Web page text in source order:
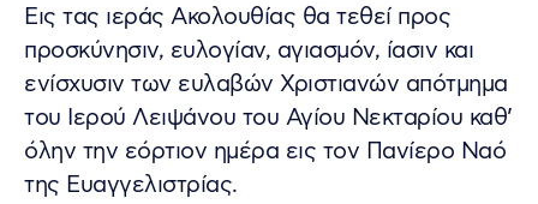
Εις τας ιεράς Ακολουθίας θα τεθεί προς
προσκύνησιν, ευλογίαν, αγιασμόν, ίασιν και
ενίσχυσιν των ευλαβών Χριστιανών απότμημα
του Ιερού Λειψάνου του Αγίου Νεκταρίου καθ’
όλην την εόρτιον ημέρα εις τον Πανίερο Ναό
της Ευαγγελιστρίας.